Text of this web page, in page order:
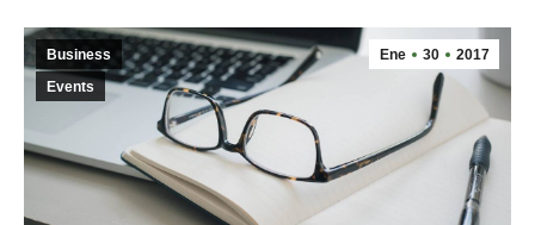
Ene 30 2017
Business
Events